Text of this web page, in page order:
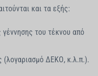
και τα εξής:
γέννησης του τέκνου από
(λογαριασμό ΔΕΚΟ, κ.λ.π.).